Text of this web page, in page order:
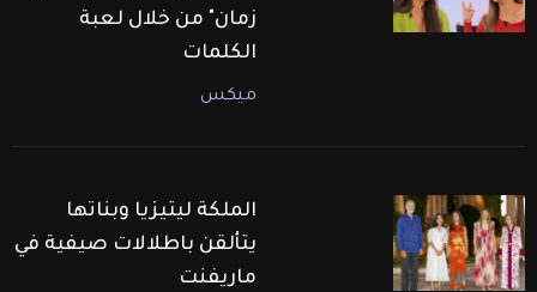
زمان" من خلال لعبة
الكلمات
ميكس
الملكة ليتيزيا وبناتها
يتألقن باطلالات صيفية في
ماريفنت